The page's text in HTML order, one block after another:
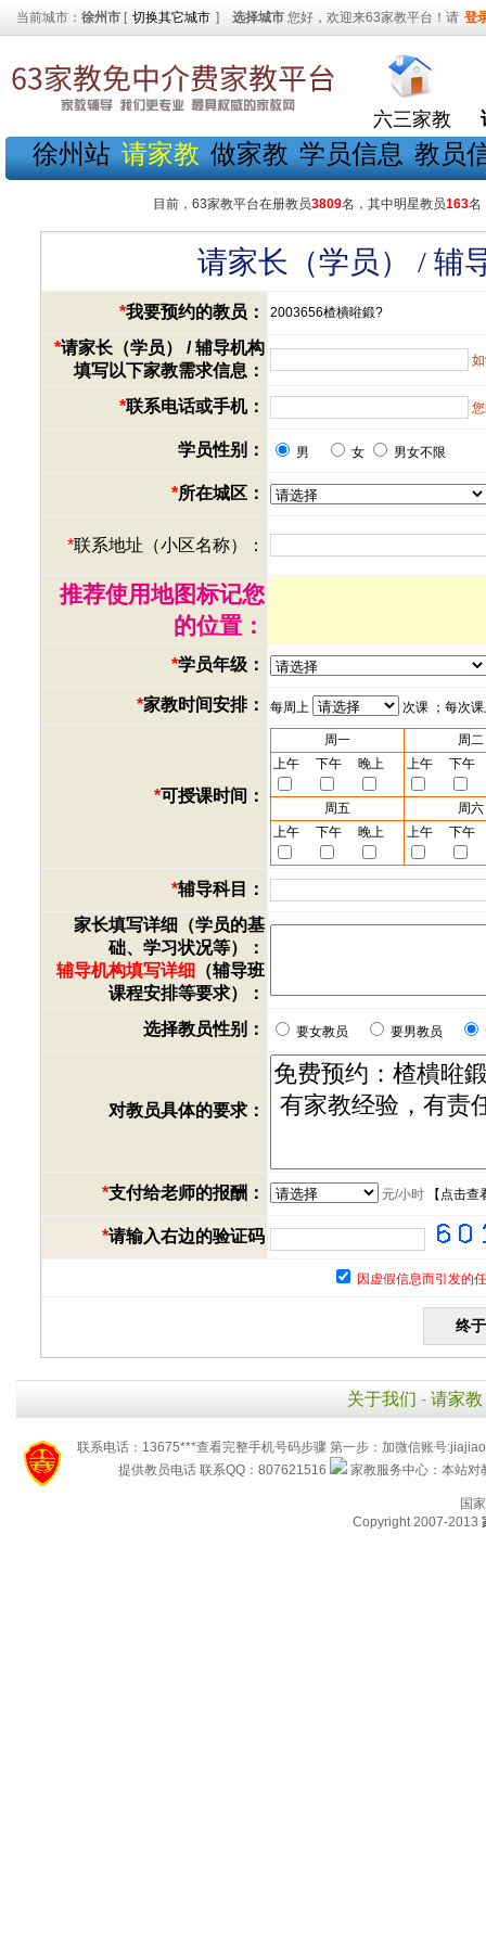
当前城市： 徐州市 [ 切换其它城市 ] 选择城市 您好，欢迎来63家教平台！请 登
六三家教
徐州站 请家教 做家教 学员信息 教员
目前，63家教平台在册教员3809名，其中明星教员163名
请家长（学员） / 辅
*我要预约的教员： 2003656楂樻暀鍛?
*请家长（学员） / 辅导机构
填写以下家教需求信息：
*联系电话或手机：
学员性别： 男 女 男女不限
*所在城区：
*联系地址（小区名称）：
推荐使用地图标记您
的位置：
*学员年级：
*家教时间安排： 每周上 次课 ；每次
*可授课时间：
周一
周二
上午
下午 晚上 上午 下午
周五
周六
上午
下午 晚上 上午 下午
*辅导科目：
家长填写详细（学员的基
础、学习状况等）：
辅导机构填写详细 （辅导班
课程安排等要求）：
选择教员性别：
要女教员 要男教员
对教员具体的要求：
*支付给老师的报酬： 元/小时【 点击查
*请输入右边的验证码
因虚假信息而引发的
关于我们 - 请家教
联系电话：13675***查看完整手机号码步骤 第一步：加微信账号
提供教员电话 联系QQ：807621516
家教服务中心：本站
国
Copyright 2007-2013